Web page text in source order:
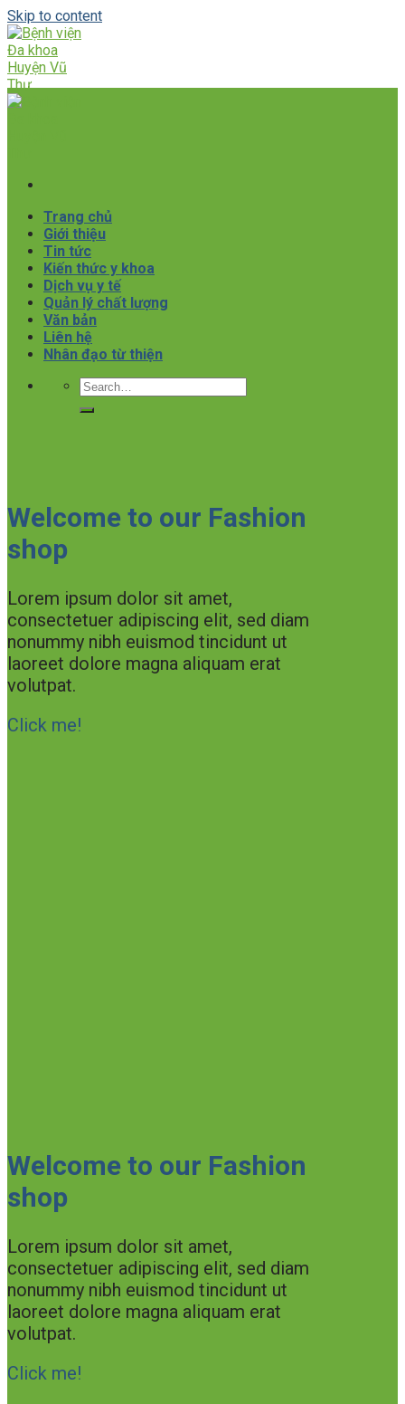
Skip to content
Trang chủ
Giới thiệu
Tin tức
Kiến thức y khoa
Dịch vụ y tế
Quản lý chất lượng
Văn bản
Liên hệ
Nhân đạo từ thiện
Welcome to our Fashion
shop
Lorem ipsum dolor sit amet,
consectetuer adipiscing elit, sed diam
nonummy nibh euismod tincidunt ut
laoreet dolore magna aliquam erat
volutpat.
Click me!
Welcome to our Fashion
shop
Lorem ipsum dolor sit amet,
consectetuer adipiscing elit, sed diam
nonummy nibh euismod tincidunt ut
laoreet dolore magna aliquam erat
volutpat.
Click me!